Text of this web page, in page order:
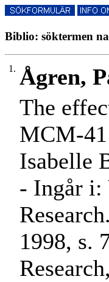
Biblio: söktermen
1. Ågren,
The
MCM-
Isabelle
- Ingår i:
1998, s.